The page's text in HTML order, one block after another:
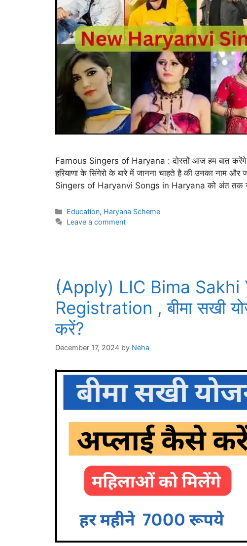
Famous Singers of Haryana : दोस्तों आज हम बात
हरियाणा के सिंगेरो के बारे में जानना चाहते है की उनका नाम
Singers of Haryanvi Songs in Haryana को अंत तक
Categories
Education, Haryana Scheme
Leave a comment
(Apply) LIC Bima
Registration , बीमा सखी
करें?
December 17, 2024 by Neha